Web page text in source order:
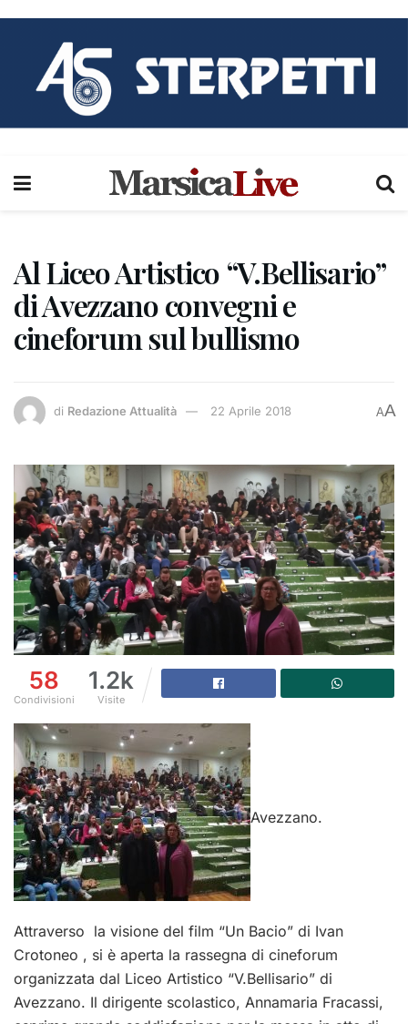
Al Liceo Artistico “V.Bellisario”
di Avezzano convegni e
cineforum sul bullismo
di Redazione Attualità 22 Aprile 2018 AA
58
Condivisioni
1.2k
Visite
Avezzano.
Attraverso la visione del film “Un Bacio” di Ivan
Crotoneo , si è aperta la rassegna di cineforum
organizzata dal Liceo Artistico “V.Bellisario” di
Avezzano. Il dirigente scolastico, Annamaria Fracassi,